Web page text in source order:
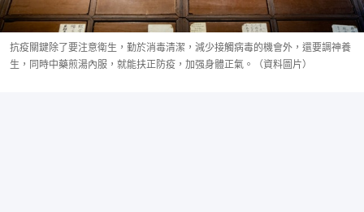
抗疫關鍵除了要注意衛生，勤於消毒清潔，減少接觸病毒的機會外，還要調神養
生，同時中藥煎湯內服，就能扶正防疫，加强身體正氣。（資料圖片）